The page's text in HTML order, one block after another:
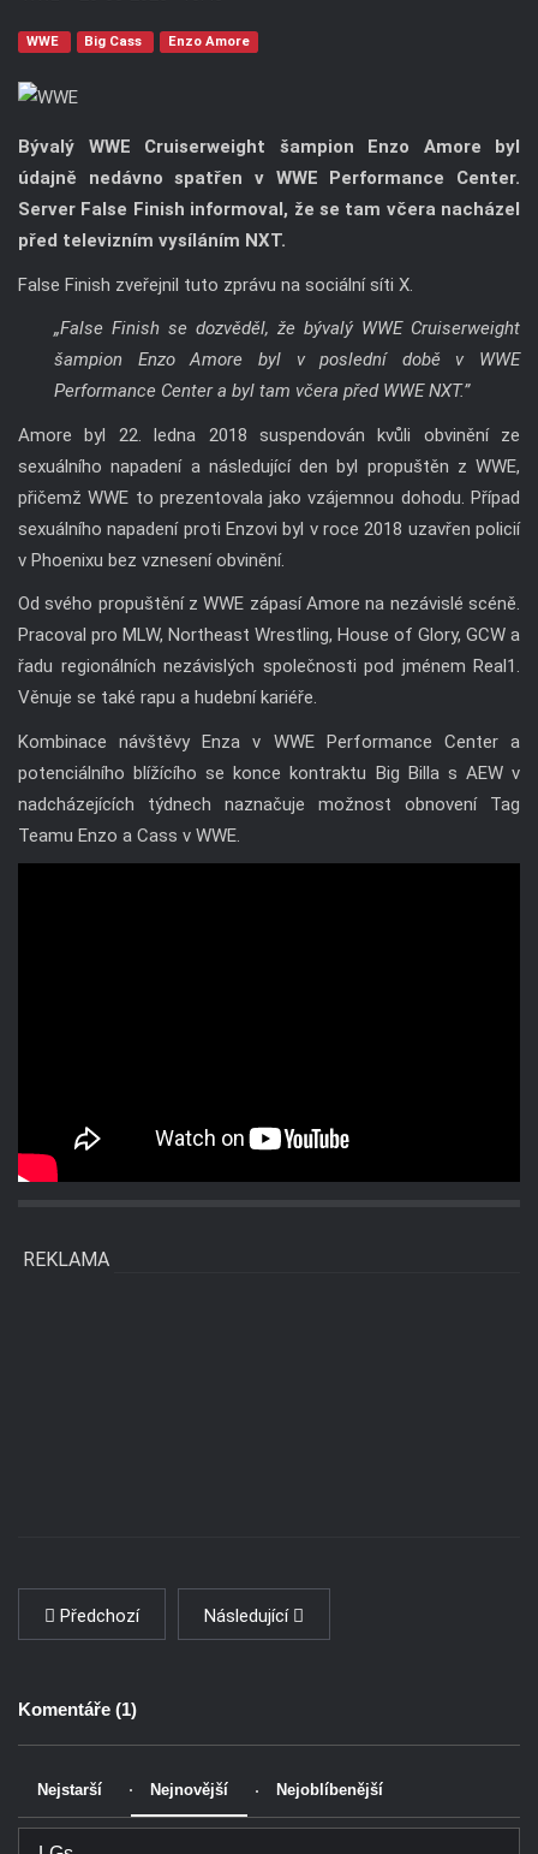
WWE Big Cass Enzo Amore
Bývalý WWE Cruiserweight šampion Enzo Amore byl
údajně nedávno spatřen v WWE Performance Center.
Server False Finish informoval, že se tam včera nacházel
před televizním vysíláním NXT.
False Finish zveřejnil tuto zprávu na sociální síti X.
„False Finish se dozvěděl, že bývalý WWE Cruiserweight
šampion Enzo Amore byl v poslední době v WWE
Performance Center a byl tam včera před WWE NXT.”
Amore byl 22. ledna 2018 suspendován kvůli obvinění ze
sexuálního napadení a následující den byl propuštěn z WWE,
přičemž WWE to prezentovala jako vzájemnou dohodu. Případ
sexuálního napadení proti Enzovi byl v roce 2018 uzavřen policií
v Phoenixu bez vznesení obvinění.
Od svého propuštění z WWE zápasí Amore na nezávislé scéně.
Pracoval pro MLW, Northeast Wrestling, House of Glory, GCW a
řadu regionálních nezávislých společnosti pod jménem Real1.
Věnuje se také rapu a hudební kariéře.
Kombinace návštěvy Enza v WWE Performance Center a
potenciálního blížícího se konce kontraktu Big Billa s AEW v
nadcházejících týdnech naznačuje možnost obnovení Tag
Teamu Enzo a Cass v WWE.
REKLAMA
Předchozí Následující
Komentáře (1)
Nejstarší Nejnovější Nejoblíbenější